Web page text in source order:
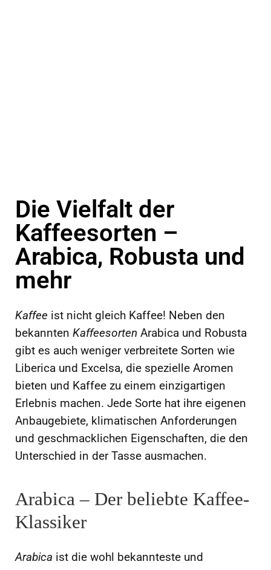
Die Vielfalt der
Kaffeesorten –
Arabica, Robusta und
mehr
Kaffee ist nicht gleich Kaffee! Neben den
bekannten Kaffeesorten Arabica und Robusta
gibt es auch weniger verbreitete Sorten wie
Liberica und Excelsa, die spezielle Aromen
bieten und Kaffee zu einem einzigartigen
Erlebnis machen. Jede Sorte hat ihre eigenen
Anbaugebiete, klimatischen Anforderungen
und geschmacklichen Eigenschaften, die den
Unterschied in der Tasse ausmachen.
Arabica – Der beliebte Kaffee-
Klassiker
Arabica ist die wohl bekannteste und